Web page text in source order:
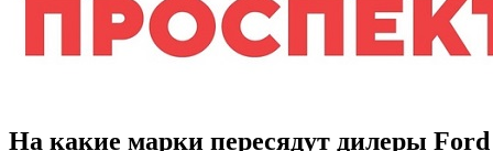
На какие марки пересядут дилеры Ford